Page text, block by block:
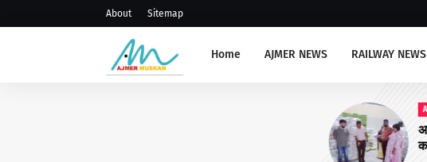
About Sitemap
Home AJMER NEWS RAILWAY NEWS
अजमेर : 8 फर्मों पर सघन जांच एवं कार्यवाही